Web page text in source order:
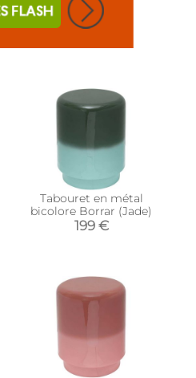
Tabouret en métal
bicolore Borrar (Jade)
199 €